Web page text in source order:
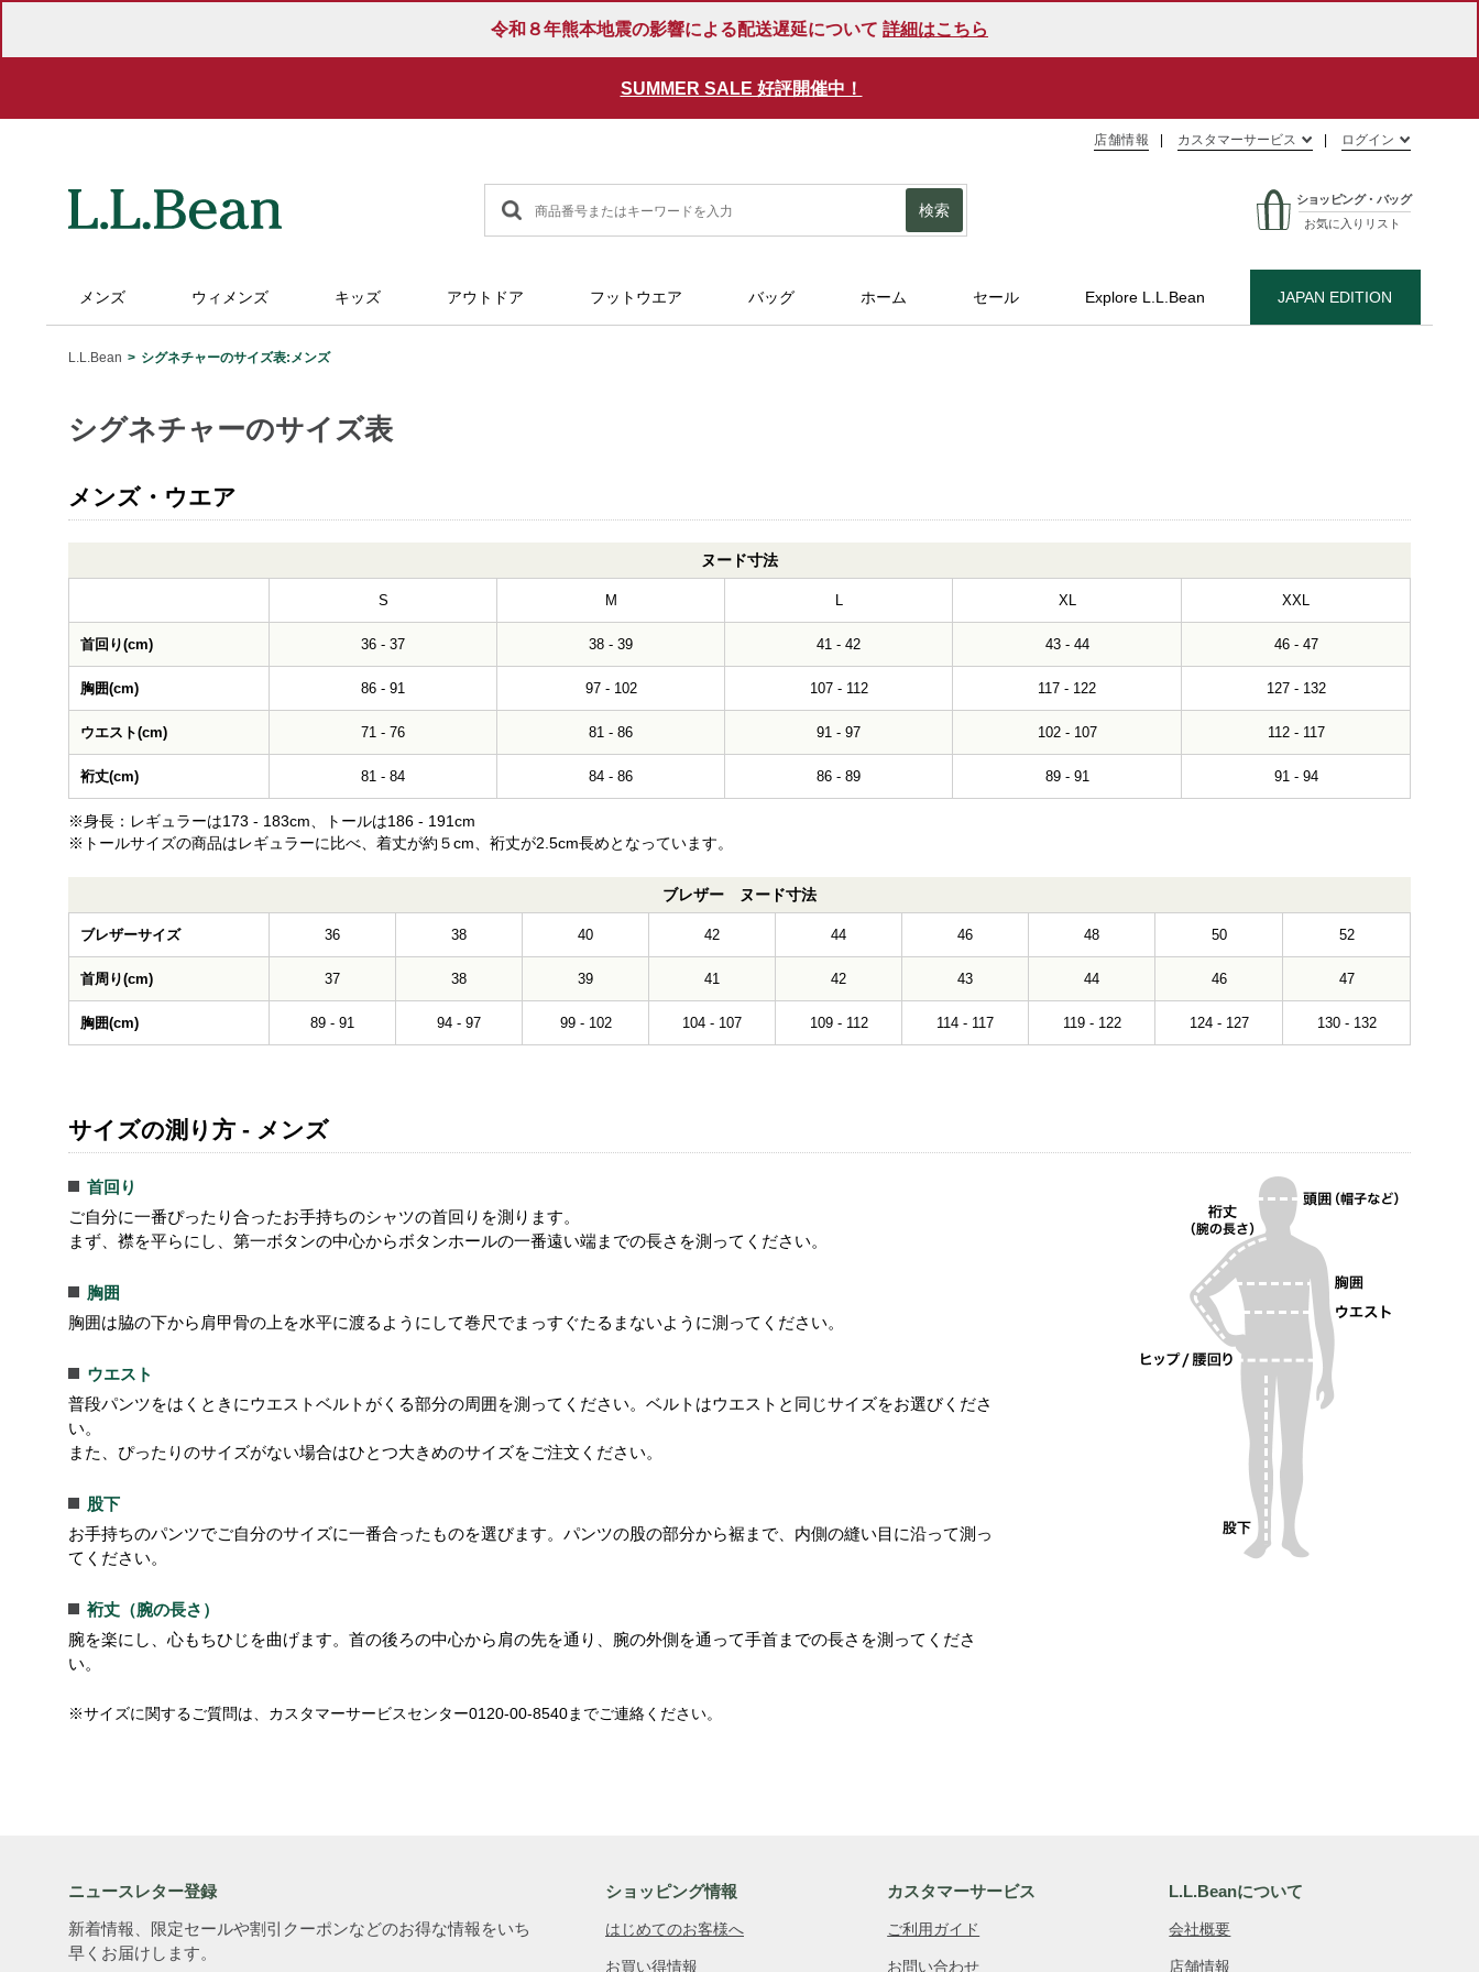
令和８年熊本地震の影響による配送遅延について 詳細はこちら
SUMMER SALE 好評開催中！
店舗情報 カスタマーサービス ログイン
検索
ショッピング・バッグ
お気に入りリスト
メンズ ウィメンズ キッズ アウトドア フットウエア バッグ ホーム セール Explore L.L.Bean JAPAN EDITION
L.L.Bean シグネチャーのサイズ表:メンズ
シグネチャーのサイズ表
メンズ・ウエア
ヌード寸法
S M L XL XXL
首回り(cm) 36 - 37 38 - 39 41 - 42 43 - 44 46 - 47
胸囲(cm) 86 - 91 97 - 102 107 - 112 117 - 122 127 - 132
ウエスト(cm) 71 - 76 81 - 86 91 - 97 102 - 107 112 - 117
裄丈(cm) 81 - 84 84 - 86 86 - 89 89 - 91 91 - 94
※身長：レギュラーは173 - 183cm、トールは186 - 191cm
※トールサイズの商品はレギュラーに比べ、着丈が約５cm、裄丈が2.5cm長めとなっています。
ブレザー ヌード寸法
ブレザーサイズ 36 38 40 42 44 46 48 50 52
首周り(cm) 37 38 39 41 42 43 44 46 47
胸囲(cm) 89 - 91 94 - 97 99 - 102 104 - 107 109 - 112 114 - 117 119 - 122 124 - 127 130 - 132
サイズの測り方 - メンズ
首回り
ご自分に一番ぴったり合ったお手持ちのシャツの首回りを測ります。
まず、襟を平らにし、第一ボタンの中心からボタンホールの一番遠い端までの長さを測ってください。
胸囲
胸囲は脇の下から肩甲骨の上を水平に渡るようにして巻尺でまっすぐたるまないように測ってください。
ウエスト
普段パンツをはくときにウエストベルトがくる部分の周囲を測ってください。ベルトはウエストと同じサイズをお選びくださ
い。
また、ぴったりのサイズがない場合はひとつ大きめのサイズをご注文ください。
股下
お手持ちのパンツでご自分のサイズに一番合ったものを選びます。パンツの股の部分から裾まで、内側の縫い目に沿って測っ
てください。
裄丈（腕の長さ）
腕を楽にし、心もちひじを曲げます。首の後ろの中心から肩の先を通り、腕の外側を通って手首までの長さを測ってくださ
い。
※サイズに関するご質問は、カスタマーサービスセンター0120-00-8540までご連絡ください。
ニュースレター登録
新着情報、限定セールや割引クーポンなどのお得な情報をいち
早くお届けします。
ショッピング情報
はじめてのお客様へ
お買い得情報
カスタマーサービス
ご利用ガイド
お問い合わせ
L.L.Beanについて
会社概要
店舗情報